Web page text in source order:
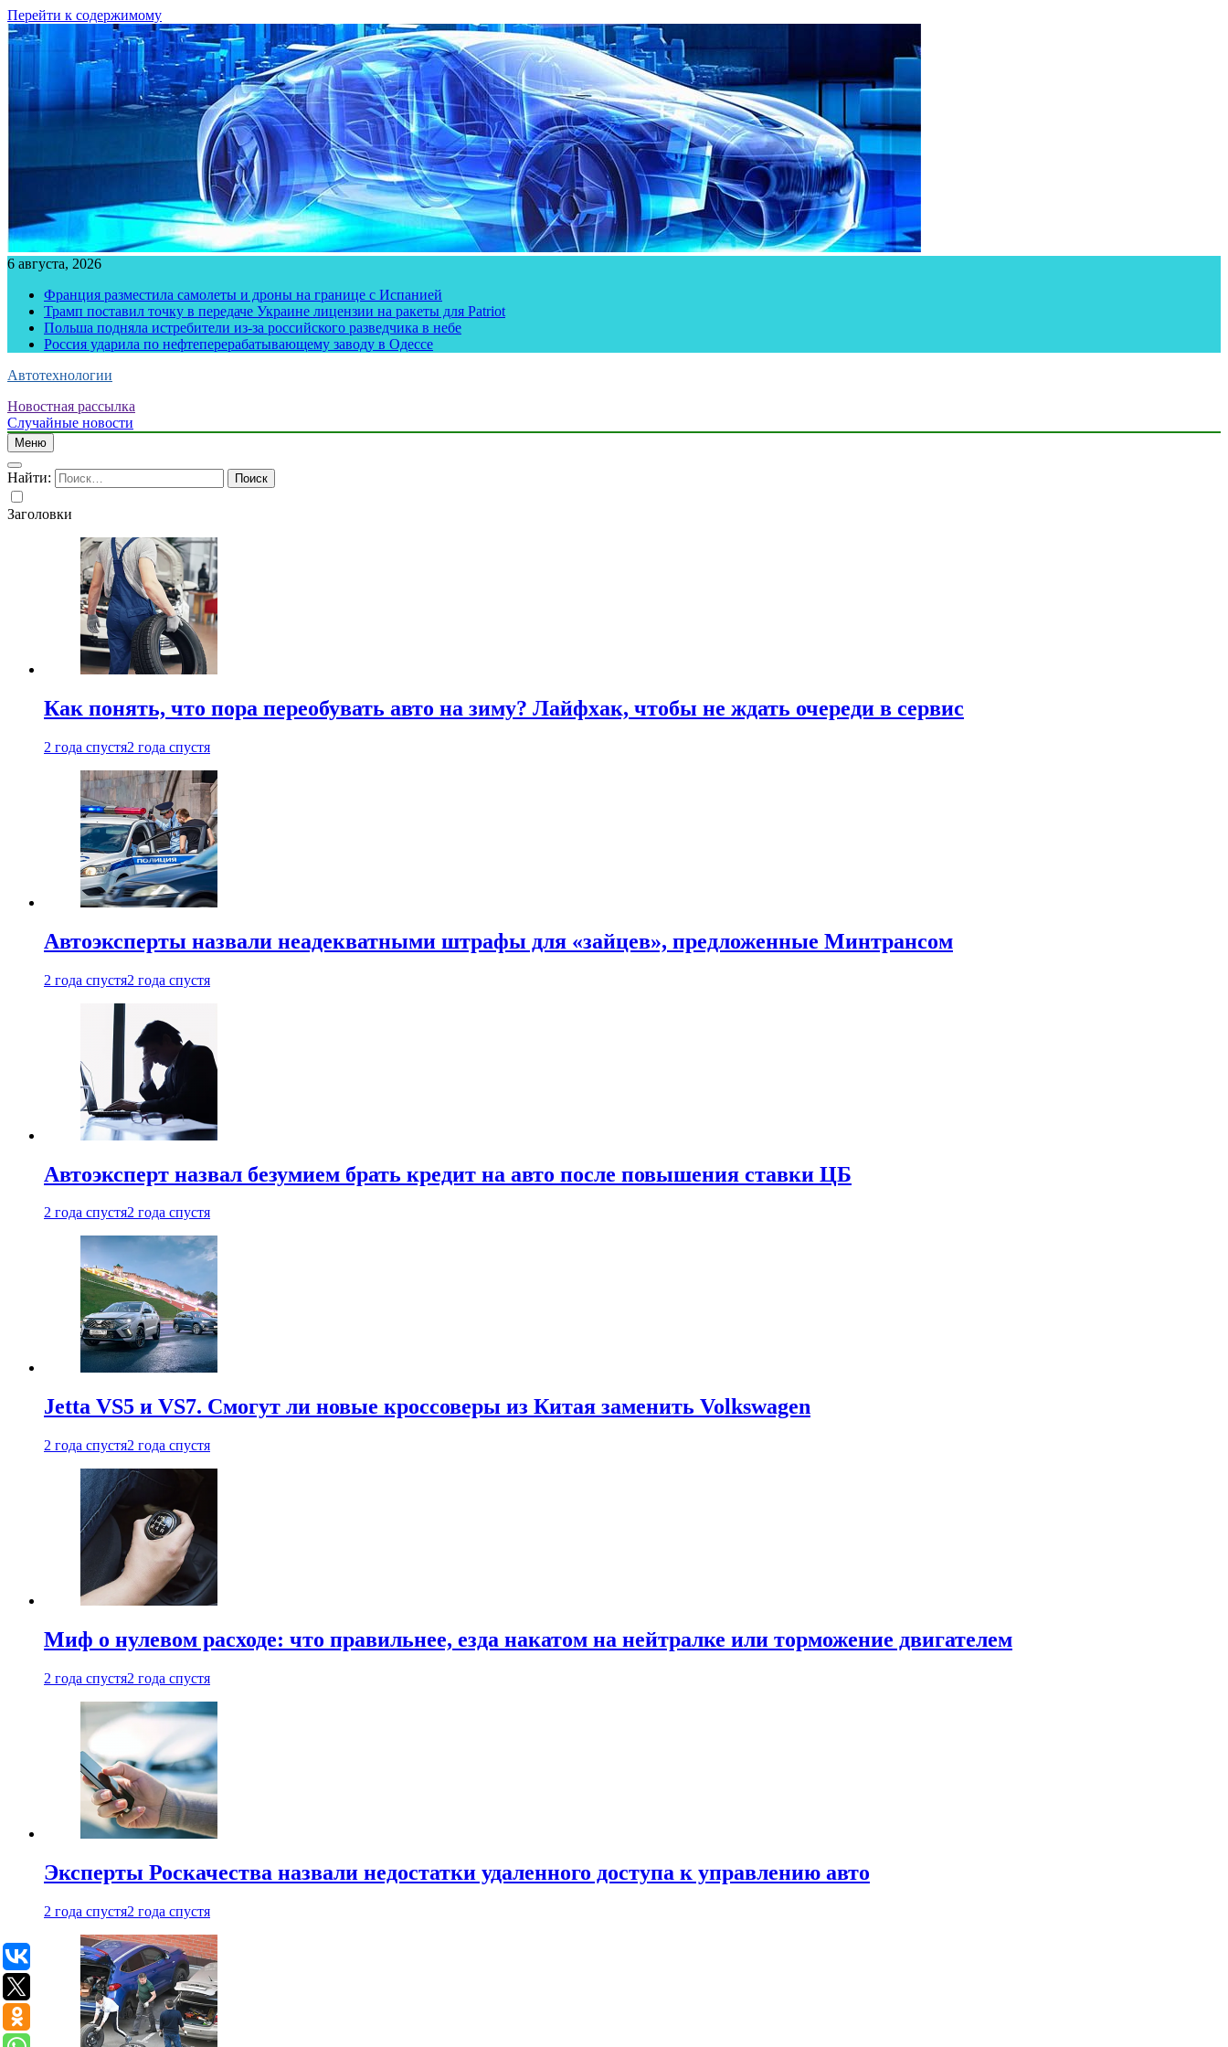
Перейти к содержимому
6 августа, 2026
Франция разместила самолеты и дроны на границе с Испанией
Трамп поставил точку в передаче Украине лицензии на ракеты для Patriot
Польша подняла истребители из-за российского разведчика в небе
Россия ударила по нефтеперерабатывающему заводу в Одессе
Автотехнологии
Новостная рассылка
Случайные новости
Меню
Найти:
Заголовки
Как понять, что пора переобувать авто на зиму? Лайфхак, чтобы не ждать очереди в сервис
2 года спустя2 года спустя
Автоэксперты назвали неадекватными штрафы для «зайцев», предложенные Минтрансом
2 года спустя2 года спустя
Автоэксперт назвал безумием брать кредит на авто после повышения ставки ЦБ
2 года спустя2 года спустя
Jetta VS5 и VS7. Смогут ли новые кроссоверы из Китая заменить Volkswagen
2 года спустя2 года спустя
Миф о нулевом расходе: что правильнее, езда накатом на нейтралке или торможение двигателем
2 года спустя2 года спустя
Эксперты Роскачества назвали недостатки удаленного доступа к управлению авто
2 года спустя2 года спустя